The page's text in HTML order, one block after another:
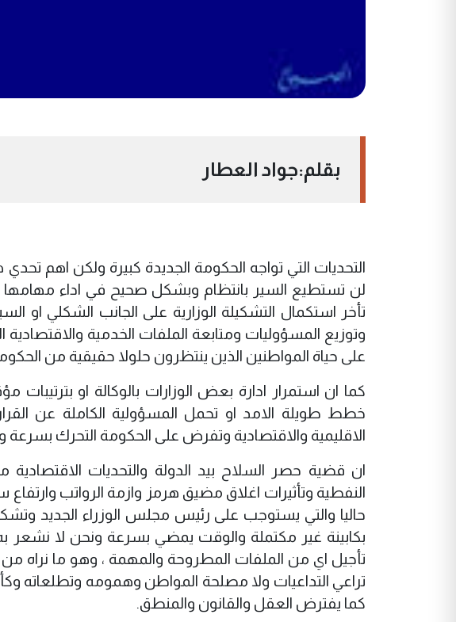
بقلم:جواد العطار
التحديات التي تواجه الحكومة الجديدة كبيرة ولكن اهم
لن تستطيع السير بانتظام وبشكل صحيح في اداء
تأخر استكمال التشكيلة الوزارية على الجانب الشكلي او
وتوزيع المسؤوليات ومتابعة الملفات الخدمية
على حياة المواطنين الذين ينتظرون حلولا حقيقية من
كما ان استمرار ادارة بعض الوزارات بالوكالة او بترتيبات
خطط طويلة الامد او تحمل المسؤولية الكاملة عن
الاقليمية والاقتصادية وتفرض على الحكومة التحرك
ان قضية حصر السلاح بيد الدولة والتحديات
النفطية وتأثيرات اغلاق مضيق هرمز وازمة الرواتب
حاليا والتي يستوجب على رئيس مجلس الوزراء الجديد
بكابينة غير مكتملة والوقت يمضي بسرعة ونحن لا نشعر
تأجيل اي من الملفات المطروحة والمهمة ، وهو ما نراه من
تراعي التداعيات ولا مصلحة المواطن وهمومه وتطلعاته
كما يفترض العقل والقانون والمنطق.